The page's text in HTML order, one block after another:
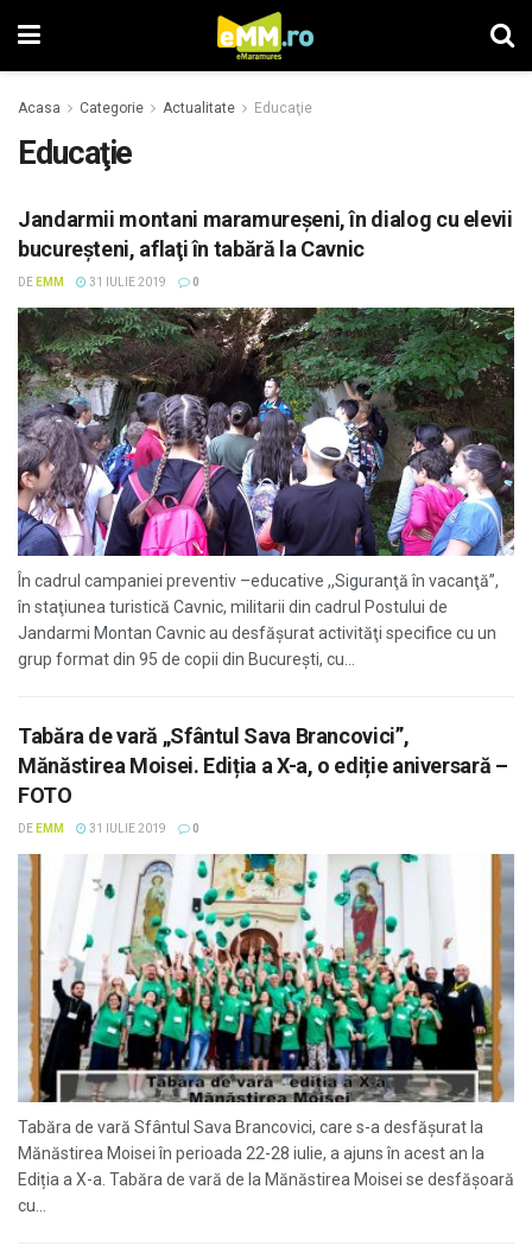
Acasa Categorie Actualitate Educaţie
Educaţie
Jandarmii montani maramureşeni, în dialog cu elevii
bucureşteni, aflaţi în tabără la Cavnic
DE EMM 31 IULIE 2019 0
În cadrul campaniei preventiv –educative ,,Siguranţă în vacanţă”,
în staţiunea turistică Cavnic, militarii din cadrul Postului de
Jandarmi Montan Cavnic au desfăşurat activităţi specifice cu un
grup format din 95 de copii din Bucureşti, cu...
Tabăra de vară „Sfântul Sava Brancovici”,
Mănăstirea Moisei. Ediția a X-a, o ediție aniversară –
FOTO
DE EMM 31 IULIE 2019 0
Tabăra de vară Sfântul Sava Brancovici, care s-a desfășurat la
Mănăstirea Moisei în perioada 22-28 iulie, a ajuns în acest an la
Ediția a X-a. Tabăra de vară de la Mănăstirea Moisei se desfășoară
cu...